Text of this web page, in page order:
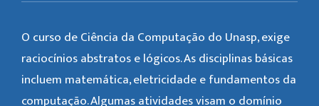
O curso de Ciência da Computação do Unasp, exige
raciocínios abstratos e lógicos. As disciplinas básicas
incluem matemática, eletricidade e fundamentos da
computação. Algumas atividades visam o domínio